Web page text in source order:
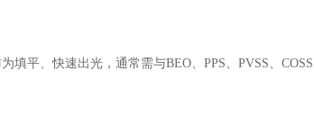
平、快速出光，通常需与BEO、PPS、PVSS、COSS